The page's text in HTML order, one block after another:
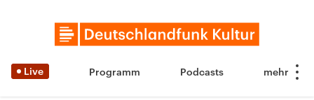
Live Programm Podcasts